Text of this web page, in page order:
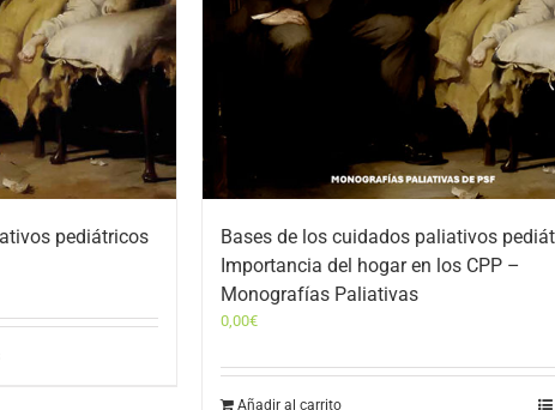
pediátricos
Bases de los cuidados paliativos
Importancia del hogar en los CPP –
Monografías Paliativas
0,00€
Añadir al carrito